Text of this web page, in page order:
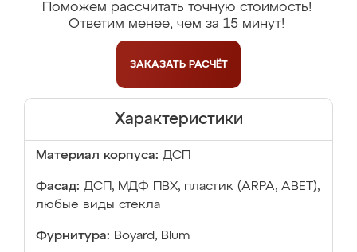
Поможем рассчитать точную стоимость!
Ответим менее, чем за 15 минут!
ЗАКАЗАТЬ РАСЧЁТ
Характеристики
Материал корпуса: ДСП
Фасад: ДСП, МДФ ПВХ, пластик (ARPA, ABET),
любые виды стекла
Фурнитура: Boyard, Blum